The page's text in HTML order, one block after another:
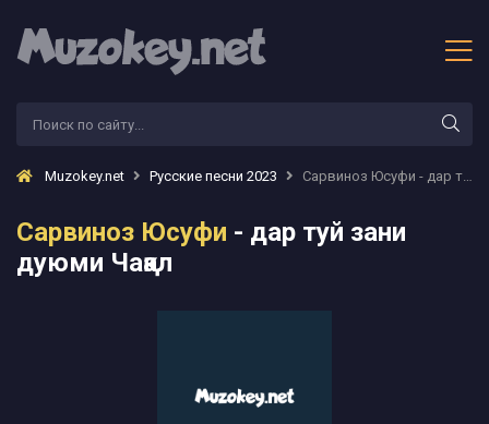
Muzokey.net Русские песни 2023 Сарвиноз Юсуфи - дар туй зани дуюми Чақал
Сарвиноз Юсуфи - дар туй зани
дуюми Чақал